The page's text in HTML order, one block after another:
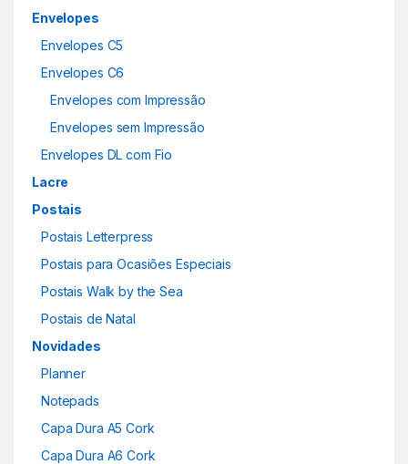
Envelopes
Envelopes C5
Envelopes C6
Envelopes com Impressão
Envelopes sem Impressão
Envelopes DL com Fio
Lacre
Postais
Postais Letterpress
Postais para Ocasiões Especiais
Postais Walk by the Sea
Postais de Natal
Novidades
Planner
Notepads
Capa Dura A5 Cork
Capa Dura A6 Cork